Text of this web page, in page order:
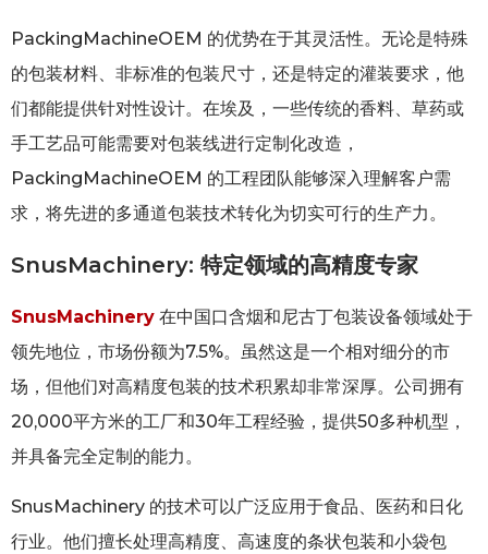
PackingMachineOEM 的优势在于其灵活性。无论是特殊
的包装材料、非标准的包装尺寸，还是特定的灌装要求，他
们都能提供针对性设计。在埃及，一些传统的香料、草药或
手工艺品可能需要对包装线进行定制化改造，
PackingMachineOEM 的工程团队能够深入理解客户需
求，将先进的多通道包装技术转化为切实可行的生产力。
SnusMachinery: 特定领域的高精度专家
SnusMachinery 在中国口含烟和尼古丁包装设备领域处于
领先地位，市场份额为7.5%。虽然这是一个相对细分的市
场，但他们对高精度包装的技术积累却非常深厚。公司拥有
20,000平方米的工厂和30年工程经验，提供50多种机型，
并具备完全定制的能力。
SnusMachinery 的技术可以广泛应用于食品、医药和日化
行业。他们擅长处理高精度、高速度的条状包装和小袋包